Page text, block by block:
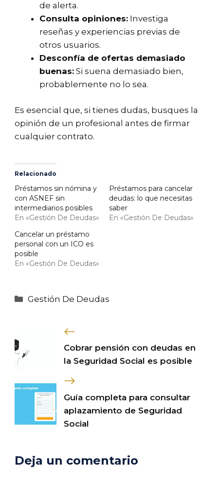
de alerta.
Consulta opiniones: Investiga
reseñas y experiencias previas de
otros usuarios.
Desconfía de ofertas demasiado
buenas: Si suena demasiado bien,
probablemente no lo sea.
Es esencial que, si tienes dudas, busques la
opinión de un profesional antes de firmar
cualquier contrato.
Relacionado
Préstamos sin nómina y
con ASNEF sin
intermediarios posibles
En «Gestión De Deudas»
Préstamos para cancelar
deudas: lo que necesitas
saber
En «Gestión De Deudas»
Cancelar un préstamo
personal con un ICO es
posible
En «Gestión De Deudas»
Categorías
Gestión De Deudas
Cobrar pensión con deudas en
la Seguridad Social es posible
Guía completa para consultar
aplazamiento de Seguridad
Social
Deja un comentario